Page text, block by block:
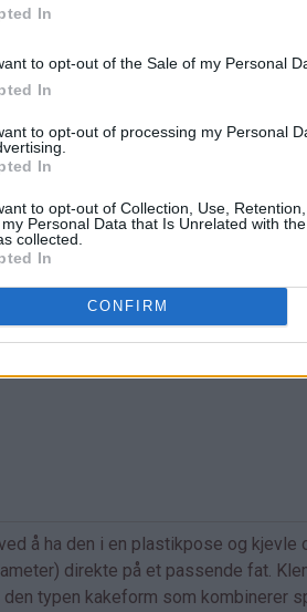
In
to opt-out of the Sale of my Personal
In
to opt-out of processing my Personal
In
to opt-out of Collection, Use,
Personal Data that Is Unrelated with
collected.
In
CONFIRM
å ha den i en plastikpose og kjevle
direkte på et passende fat.
den typen kakeform som kombinerer